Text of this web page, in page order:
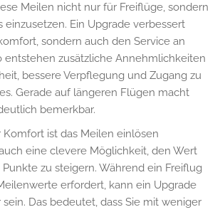
Meilen nicht nur für Freiflüge, sondern
einzusetzen. Ein Upgrade verbessert
sondern auch den Service an
entstehen zusätzliche Annehmlichkeiten
bessere Verpflegung und Zugang zu
Gerade auf längeren Flügen macht
bemerkbar.
ist das Meilen einlösen
eine clevere Möglichkeit, den Wert
zu steigern. Während ein Freiflug
erfordert, kann ein Upgrade
Das bedeutet, dass Sie mit weniger